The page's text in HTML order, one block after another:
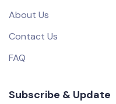
About Us
Contact Us
FAQ
Subscribe & Update